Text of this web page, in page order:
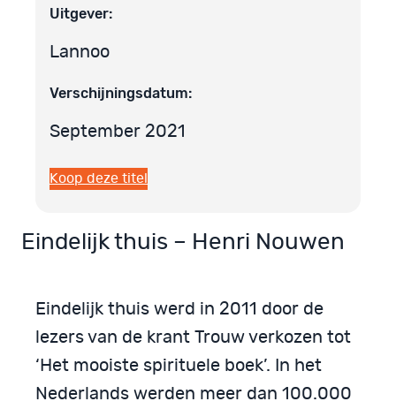
Uitgever:
Lannoo
Verschijningsdatum:
September 2021
Koop deze titel
Eindelijk thuis – Henri Nouwen
Eindelijk thuis werd in 2011 door de
lezers van de krant Trouw verkozen tot
‘Het mooiste spirituele boek’. In het
Nederlands werden meer dan 100.000